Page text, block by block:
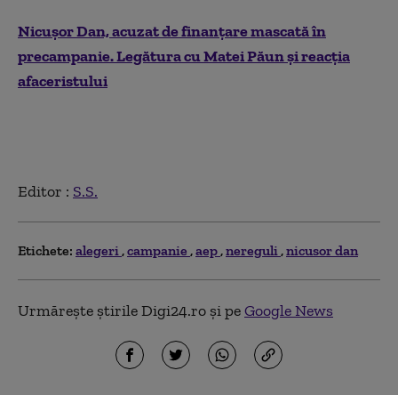
Nicușor Dan, acuzat de finanțare mascată în
precampanie. Legătura cu Matei Păun și reacția
afaceristului
Editor : S.S.
Etichete: alegeri campanie aep nereguli nicusor dan
Urmărește știrile Digi24.ro și peGoogle News